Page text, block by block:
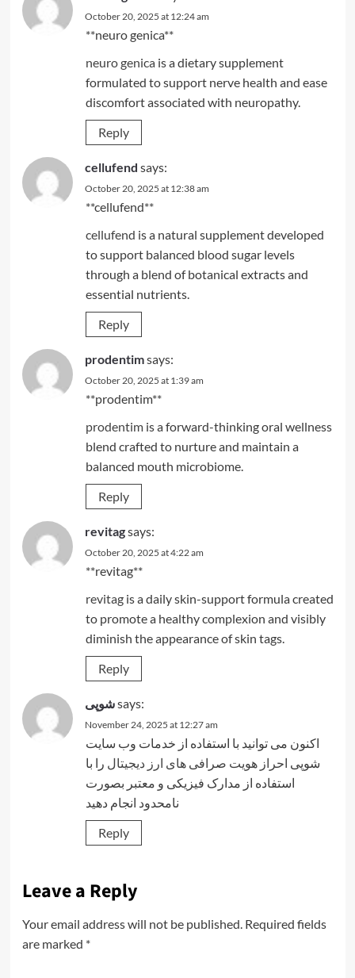
October 20, 2025 at 12:24 am
**neuro genica**
neuro genicais a dietary supplement
formulated to support nerve health and ease
discomfort associated with neuropathy.
Reply
cellufend says:
October 20, 2025 at 12:38 am
** cellufend**
cellufend is a natural supplement developed
to support balanced blood sugar levels
through a blend of botanical extracts and
essential nutrients.
Reply
prodentimsays:
October 20, 2025 at 1:39 am
**prodentim**
prodentimis a forward-thinking oral wellness
blend crafted to nurture and maintain a
balanced mouth microbiome.
Reply
revitagsays:
October 20, 2025 at 4:22 am
** revitag**
revitagis a daily skin-support formula created
to promote a healthy complexion and visibly
diminish the appearance of skin tags.
Reply
شوپیsays:
November 24, 2025 at 12:27 am
اکنون می توانید با استفاده از خدمات وب سایت
شوپی احراز هویت صرافی های ارز دیجیتال را با
استفاده از مدارک فیزیکی و معتبر بصورت
نامحدود انجام دهید
Reply
Leave a Reply
Your email address will not be published. Required fields
are marked *